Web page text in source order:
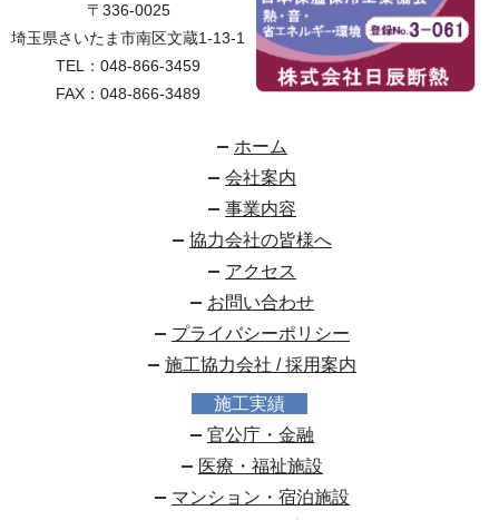
〒336-0025
埼玉県さいたま市南区文蔵1-13-1
TEL： 048-866-3459
FAX：048-866-3489
ホーム
会社案内
事業内容
協力会社の皆様へ
アクセス
お問い合わせ
プライバシーポリシー
施工協力会社 / 採用案内
施工実績
官公庁・金融
医療・福祉施設
マンション・宿泊施設